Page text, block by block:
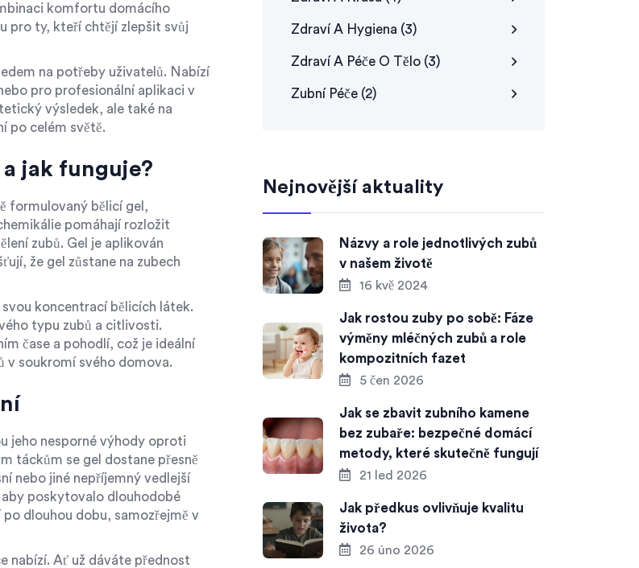
komfortu domácího
pro ty, kteří chtějí zlepšit svůj
na potřeby uživatelů. Nabízí
pro profesionální aplikaci v
výsledek, ale také na
po celém světě.
jak funguje?
formulovaný bělicí gel,
pomáhají rozložit
zubů. Gel je aplikován
že gel zůstane na zubech
koncentrací bělicích látek.
typu zubů a citlivosti.
čase a pohodlí, což je ideální
v soukromí svého domova.
jeho nesporné výhody oproti
táckům se gel dostane přesně
nebo jiné nepříjemný vedlejší
aby poskytovalo dlouhodobé
dlouhou dobu, samozřejmě v
nabízí. Ať už dáváte přednost
Zdraví A Hygiena (3)
Zdraví A Péče O Tělo (3)
Zubní Péče (2)
Nejnovější aktuality
Názvy a role jednotlivých zubů
v našem životě
16 kvě 2024
Jak rostou zuby po sobě: Fáze
výměny mléčných zubů a role
kompozitních fazet
5 čen 2026
Jak se zbavit zubního kamene
bez zubaře: bezpečné domácí
metody, které skutečně fungují
21 led 2026
Jak předkus ovlivňuje kvalitu
života?
26 úno 2026